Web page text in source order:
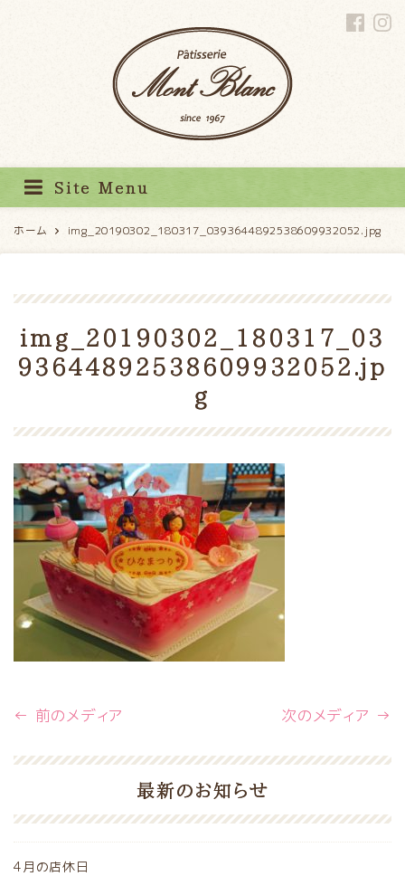
Site Menu
ホーム img_20190302_180317_0393644892538609932052.jpg
img_20190302_180317_03
93644892538609932052.jp
g
← 前のメディア 次のメディア →
最新のお知らせ
4月の店休日